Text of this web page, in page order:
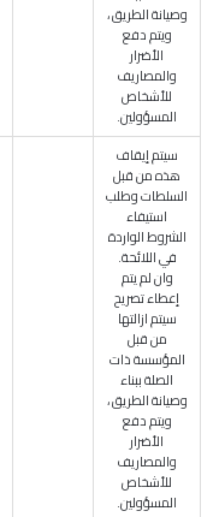
وصيانة الطريق ،
ويتم دفع
الأضرار
والمصاريف
للأشخاص
المسؤولين.
سيتم إيقاف
هذه من قبل
السلطات وطلب
استيفاء
الشروط الواردة
في اللائحة.
وان لم يتم
إعطاء تصريح
سيتم ازالتها
من قبل
المؤسسة ذات
الصلة ببناء
وصيانة الطريق ،
ويتم دفع
الأضرار
والمصاريف
للأشخاص
المسؤولين.